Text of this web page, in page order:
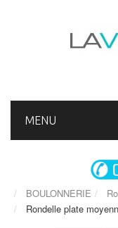
MENU
BOULONNERIE
Rondelle plate